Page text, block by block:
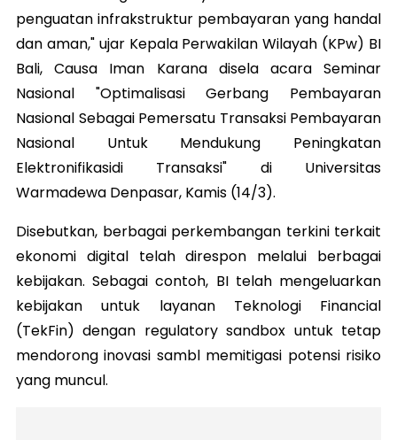
penguatan infrakstruktur pembayaran yang handal
dan aman," ujar Kepala Perwakilan Wilayah (KPw) BI
Bali, Causa Iman Karana disela acara Seminar
Nasional "Optimalisasi Gerbang Pembayaran
Nasional Sebagai Pemersatu Transaksi Pembayaran
Nasional Untuk Mendukung Peningkatan
Elektronifikasidi Transaksi" di Universitas
Warmadewa Denpasar, Kamis (14/3).
Disebutkan, berbagai perkembangan terkini terkait
ekonomi digital telah direspon melalui berbagai
kebijakan. Sebagai contoh, BI telah mengeluarkan
kebijakan untuk layanan Teknologi Financial
(TekFin) dengan regulatory sandbox untuk tetap
mendorong inovasi sambl memitigasi potensi risiko
yang muncul.